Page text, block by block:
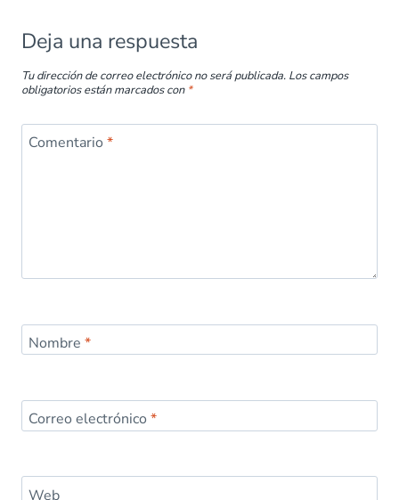
Deja una respuesta
Tu dirección de correo electrónico no será publicada. Los campos
obligatorios están marcados con *
Comentario *
Nombre *
Correo electrónico *
Web